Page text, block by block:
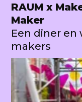
RAUM x
Maker
Een diner en
makers